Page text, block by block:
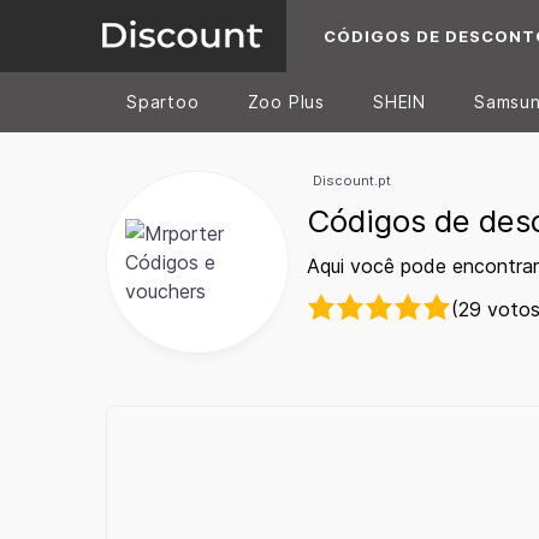
CÓDIGOS DE
Spartoo Zoo Plus SHEIN
Discount.pt
Códigos de
Aqui você pode
(29